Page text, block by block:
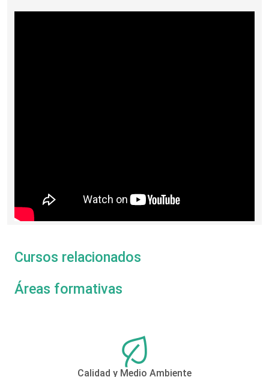
Cursos relacionados
Áreas formativas
Calidad y Medio Ambiente